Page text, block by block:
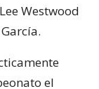
Westwood
el